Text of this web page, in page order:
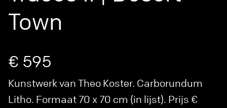
Town
€ 595
Kunstwerk van Theo Koster. Carborundum
Litho. Formaat 70 x 70 cm (in lijst). Prijs €